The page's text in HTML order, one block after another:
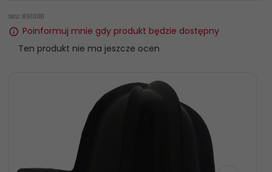
SKU: 8910181
Poinformuj mnie gdy produkt będzie dostępny
Ten produkt nie ma jeszcze ocen